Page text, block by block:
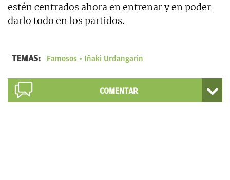
estén centrados ahora en entrenar y en poder
darlo todo en los partidos.
TEMAS: Famosos Iñaki Urdangarin
COMENTAR